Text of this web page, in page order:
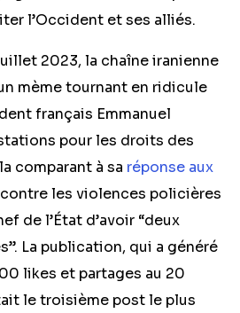
l’Occident et ses alliés.
2023, la chaîne iranienne
mème tournant en ridicule
français Emmanuel
pour les droits des
comparant à sa réponse aux
contre les violences policières
de l’État d’avoir “deux
La publication, qui a généré
likes et partages au 20
le troisième post le plus